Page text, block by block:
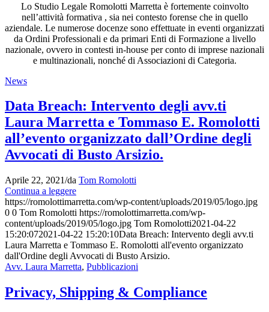
Lo Studio Legale Romolotti Marretta è fortemente coinvolto
nell’attività formativa , sia nei contesto forense che in quello
aziendale. Le numerose docenze sono effettuate in eventi organizzati
da Ordini Professionali e da primari Enti di Formazione a livello
nazionale, ovvero in contesti in-house per conto di imprese nazionali
e multinazionali, nonché di Associazioni di Categoria.
News
Data Breach: Intervento degli avv.ti
Laura Marretta e Tommaso E. Romolotti
all’evento organizzato dall’Ordine degli
Avvocati di Busto Arsizio.
Aprile 22, 2021/da Tom Romolotti
Continua a leggere
https://romolottimarretta.com/wp-content/uploads/2019/05/logo.jpg
0 0 Tom Romolotti https://romolottimarretta.com/wp-
content/uploads/2019/05/logo.jpg Tom Romolotti2021-04-22
15:20:072021-04-22 15:20:10Data Breach: Intervento degli avv.ti
Laura Marretta e Tommaso E. Romolotti all'evento organizzato
dall'Ordine degli Avvocati di Busto Arsizio.
Avv. Laura Marretta, Pubblicazioni
Privacy, Shipping & Compliance